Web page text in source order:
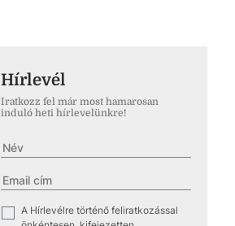
Hírlevél
Iratkozz fel már most hamarosan
induló heti hírlevelünkre!
✓
A Hírlevélre történő feliratkozással